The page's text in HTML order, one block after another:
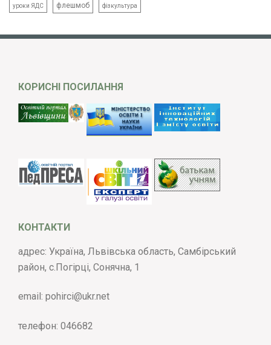
уроки ЯДС флешмоб фізкультура
КОРИСНІ ПОСИЛАННЯ
КОНТАКТИ
адрес: Україна, Львівська область, Самбірський
район, с.Погірці, Сонячна, 1
email: pohirci@ukr.net
телефон: 046682